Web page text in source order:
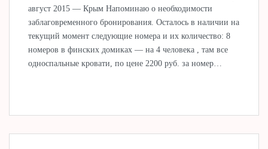
август 2015 — Крым Напоминаю о необходимости
заблаговременного бронирования. Осталось в наличии на
текущий момент следующие номера и их количество: 8
номеров в финских домиках — на 4 человека , там все
односпальные кровати, по цене 2200 руб. за номер…